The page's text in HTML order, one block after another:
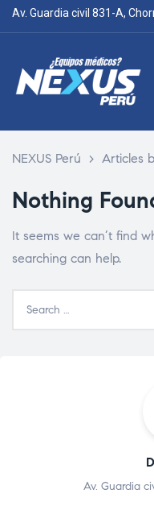
Av. Guardia civil 831-A,
NEXUS Perú > Articles
Nothing
It seems we can’t find
searching can help.
Av. Guardia